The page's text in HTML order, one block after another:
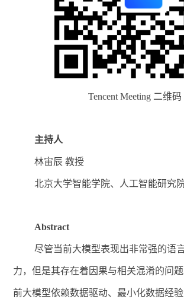
Tencent Meeting 二维码
主持人
林宙辰 教授
北京大学智能学院、人工智能研究
Abstract
尽管当前大模型表现出非常强的语
力，但是其存在着因果与相关混淆的问
前大模型依赖数据驱动、最小化数据经